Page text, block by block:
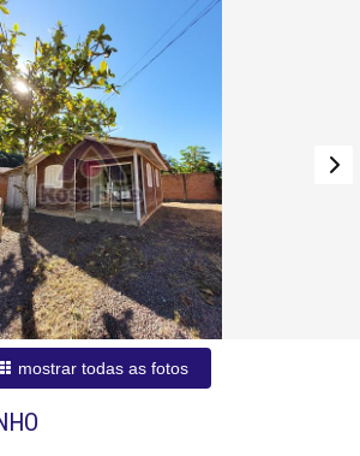
mostrar todas as fotos